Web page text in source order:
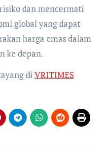
dan mencermati
global yang dapat
harga emas dalam
ke depan.
diVRITIMES